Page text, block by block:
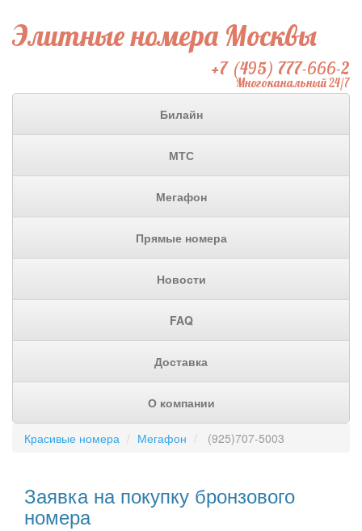
Элитные номера Москвы
+7 (495) 777-666-2
Многоканальный 24/7
Билайн
МТС
Мегафон
Прямые номера
Новости
FAQ
Доставка
О компании
Красивые номера Мегафон (925)707-5003
Заявка на покупку бронзового
номера